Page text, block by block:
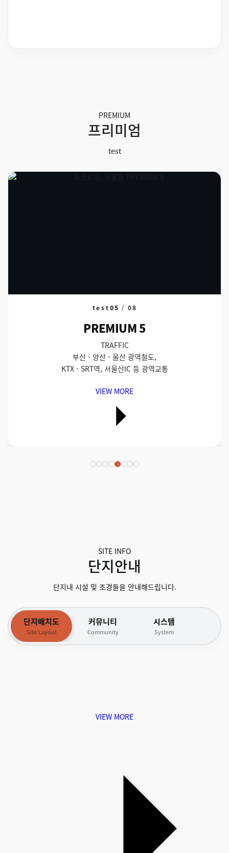
PREMIUM
프리미엄
test
test05 / 08
PREMIUM 5
TRAFFIC
부산 - 양산 - 울산 광역철도,
KTX - SRT역, 서울산IC 등 광역교통
VIEW MORE
SITE INFO
단지안내
단지내 시설 및 조경들을 안내해드립니다.
단지배치도
Site Layout
커뮤니티
Community
시스템
System
VIEW MORE